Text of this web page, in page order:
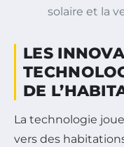
solaire et la
LES
DE
La technologie
vers des